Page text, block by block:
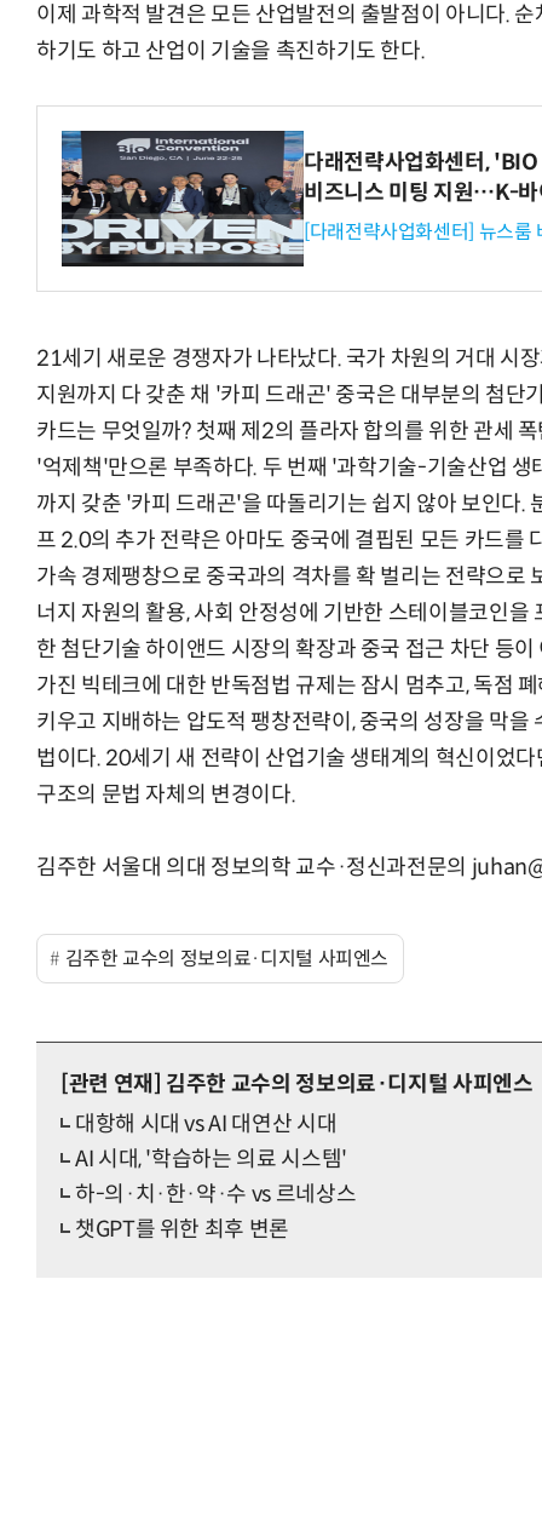
이제 과학적 발견은 모든 산업발전의 출발점이 아니다.
하기도 하고 산업이 기술을 촉진하기도 한다.
다래전략사업화센터,
비즈니스 미팅 지원…K-바
[다래전략사업화센터] 뉴스룸
21세기 새로운 경쟁자가 나타났다. 국가 차원의 거대 시
지원까지 다 갖춘 채 '카피 드래곤' 중국은 대부분의 첨단
카드는 무엇일까? 첫째 제2의 플라자 합의를 위한 관세
'억제책'만으론 부족하다. 두 번째 '과학기술-기술산업
까지 갖춘 '카피 드래곤'을 따돌리기는 쉽지 않아 보인다.
프 2.0의 추가 전략은 아마도 중국에 결핍된 모든 카드를
가속 경제팽창으로 중국과의 격차를 확 벌리는 전략으로
너지 자원의 활용, 사회 안정성에 기반한 스테이블코인을
한 첨단기술 하이앤드 시장의 확장과 중국 접근 차단 등
가진 빅테크에 대한 반독점법 규제는 잠시 멈추고, 독점
키우고 지배하는 압도적 팽창전략이, 중국의 성장을 막
법이다. 20세기 새 전략이 산업기술 생태계의 혁신이었
구조의 문법 자체의 변경이다.
김주한 서울대 의대 정보의학 교수·정신과전문의
김주한 교수의 정보의료·디지털 사피엔스
[관련 연재]
김주한 교수의 정보의료·디지털 사피엔스
대항해 시대 vs AI 대연산 시대
AI 시대, '학습하는 의료 시스템'
하-의·치·한·약·수 vs 르네상스
챗GPT를 위한 최후 변론
“계속 쫓아왔다”…